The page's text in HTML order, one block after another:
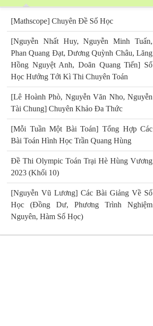
[Mathscope] Chuyên Đề Số Học
[Nguyễn Nhất Huy, Nguyễn Minh Tuấn,
Phan Quang Đạt, Dương Quỳnh Châu, Lăng
Hồng Nguyệt Anh, Doãn Quang Tiến] Số
Học Hướng Tới Kì Thi Chuyên Toán
[Lê Hoành Phò, Nguyễn Văn Nho, Nguyễn
Tài Chung] Chuyên Khảo Đa Thức
[Mỗi Tuần Một Bài Toán] Tổng Hợp Các
Bài Toán Hình Học Trần Quang Hùng
Đề Thi Olympic Toán Trại Hè Hùng Vương
2023 (Khối 10)
[Nguyễn Vũ Lương] Các Bài Giảng Về Số
Học (Đồng Dư, Phương Trình Nghiệm
Nguyên, Hàm Số Học)